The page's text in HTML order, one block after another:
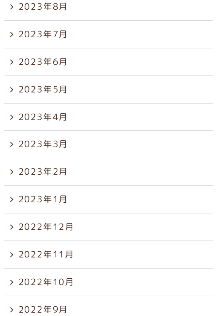
2023年8月
2023年7月
2023年6月
2023年5月
2023年4月
2023年3月
2023年2月
2023年1月
2022年12月
2022年11月
2022年10月
2022年9月